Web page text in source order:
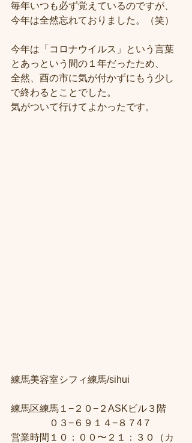
毎年いつも必ず覚えているのですが、
今年は全然忘れておりました。（笑）
今年は「コロナウイルス」という言葉
とあっという間の１年だったため、
全然、酉の市に気が付かずにもう少し
で終わるとことでした。
気がついて行けてよかったです。
練馬美容室シフィ練馬/sihui
練馬区練馬１−２０−２ASKビル３階
０３−６９１４−８７4７
営業時間１０：００〜２１：３０（カ